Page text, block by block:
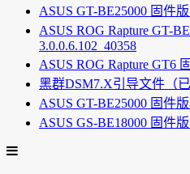
ASUS GT-BE25000 固件
ASUS ROG Rapture GT-
3.0.0.6.102_40358
ASUS ROG Rapture GT6
黑群DSM7.X引导文件（已
ASUS GT-BE25000 固件
ASUS GS-BE18000 固件